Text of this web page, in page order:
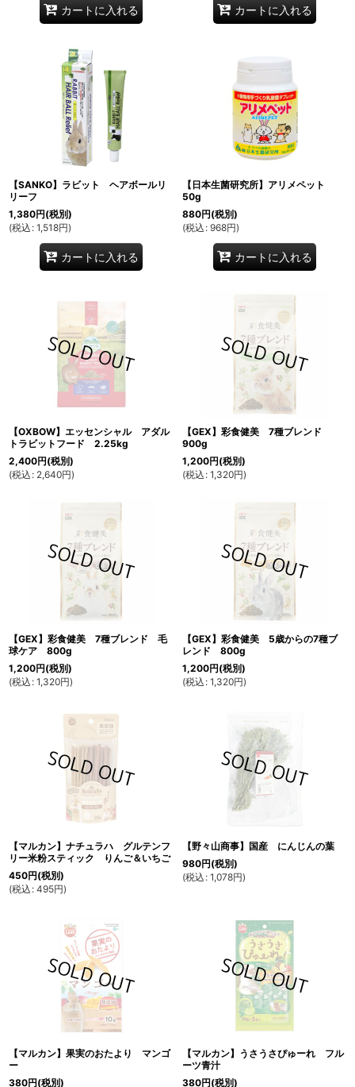
カートに入れる カートに入れる
【SANKO】ラビット ヘアボールリ
リーフ
1,380円(税別)
(税込 : 1,518円)
カートに入れる
【日本生菌研究所】アリメペット
50g
880円(税別)
(税込 : 968円)
カートに入れる
【OXBOW】エッセンシャル アダル
トラビットフード 2.25kg
2,400円(税別)
(税込 : 2,640円)
【GEX】彩食健美 7種ブレンド
900g
1,200円(税別)
(税込 : 1,320円)
【GEX】彩食健美 7種ブレンド 毛
球ケア 800g
1,200円(税別)
(税込 : 1,320円)
【GEX】彩食健美 5歳からの7種ブ
レンド 800g
1,200円(税別)
(税込 : 1,320円)
【マルカン】ナチュラハ グルテンフ
リー米粉スティック りんご＆いちご
450円(税別)
(税込 : 495円)
【野々山商事】国産 にんじんの葉
980円(税別)
(税込 : 1,078円)
【マルカン】果実のおたより マンゴ
ー
380円(税別)
【マルカン】うさうさぴゅーれ フル
ーツ青汁
380円(税別)